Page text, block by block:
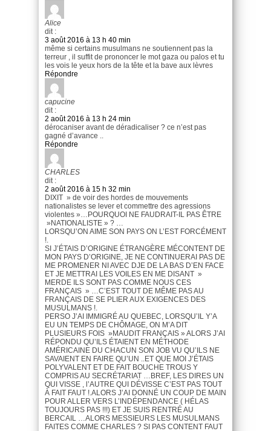
Alice
dit :
3 août 2016 à 13 h 40 min
même si certains musulmans ne soutiennent pas la
terreur , il suffit de prononcer le mot gaza ou palos et tu
les vois le yeux hors de la tête et la bave aux lèvres
Répondre
capucine
dit :
2 août 2016 à 13 h 24 min
dérocaniser avant de déradicaliser ? ce n’est pas
gagné d’avance ..
Répondre
CHARLES
dit :
2 août 2016 à 15 h 32 min
DIXIT » de voir des hordes de mouvements
nationalistes se lever et commettre des agressions
violentes »…POURQUOI NE FAUDRAIT-IL PAS ÊTRE
»NATIONALISTE » ? …
LORSQU’ON AIME SON PAYS ON L’EST FORCÉMENT
!.
SI J’ÉTAIS D’ORIGINE ÉTRANGÈRE MÉCONTENT DE
MON PAYS D’ORIGINE, JE NE CONTINUERAI PAS DE
ME PROMENER NI AVEC DJE DE LA BAS D’EN FACE
ET JE METTRAI LES VOILES EN ME DISANT »
MERDE ILS SONT PAS COMME NOUS CES
FRANÇAIS » …C’EST TOUT DE MÊME PAS AU
FRANÇAIS DE SE PLIER AUX EXIGENCES DES
MUSULMANS !.
PERSO J’AI IMMIGRÉ AU QUEBEC, LORSQU’IL Y’A
EU UN TEMPS DE CHÔMAGE, ON M’A DIT
PLUSIEURS FOIS »MAUDIT FRANÇAIS » ALORS J’AI
RÉPONDU QU’ILS ÉTAIENT EN MÉTHODE
AMÉRICAINE DU CHACUN SON JOB VU QU’ILS NE
SAVAIENT EN FAIRE QU’UN ..ET QUE MOI J’ÉTAIS
POLYVALENT ET DE FAIT BOUCHE TROUS Y
COMPRIS AU SECRÉTARIAT …BREF, LES DIRES UN
QUI VISSE , l’AUTRE QUI DÉVISSE C’EST PAS TOUT
À FAIT FAUT !.ALORS J’AI DONNÉ UN COUP DE MAIN
POUR ALLER VERS L’INDÉPENDANCE ( HÉLAS
TOUJOURS PAS !!!) ET JE SUIS RENTRÉ AU
BERCAIL …ALORS MESSIEURS LES MUSULMANS
FAITES COMME CHARLES ? SI PAS CONTENT FAUT